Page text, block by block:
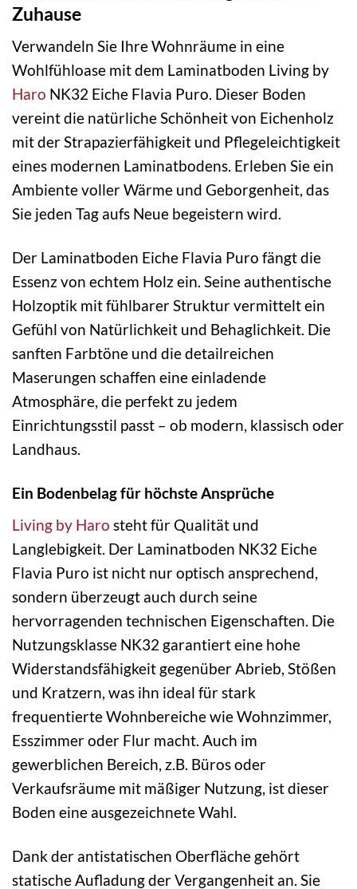
Zuhause
Verwandeln Sie Ihre Wohnräume in eine
Wohlfühloase mit dem Laminatboden Living by
Haro NK32 Eiche Flavia Puro. Dieser Boden
vereint die natürliche Schönheit von Eichenholz
mit der Strapazierfähigkeit und Pflegeleichtigkeit
eines modernen Laminatbodens. Erleben Sie ein
Ambiente voller Wärme und Geborgenheit, das
Sie jeden Tag aufs Neue begeistern wird.
Der Laminatboden Eiche Flavia Puro fängt die
Essenz von echtem Holz ein. Seine authentische
Holzoptik mit fühlbarer Struktur vermittelt ein
Gefühl von Natürlichkeit und Behaglichkeit. Die
sanften Farbtöne und die detailreichen
Maserungen schaffen eine einladende
Atmosphäre, die perfekt zu jedem
Einrichtungsstil passt – ob modern, klassisch oder
Landhaus.
Ein Bodenbelag für höchste Ansprüche
Living by Haro steht für Qualität und
Langlebigkeit. Der Laminatboden NK32 Eiche
Flavia Puro ist nicht nur optisch ansprechend,
sondern überzeugt auch durch seine
hervorragenden technischen Eigenschaften. Die
Nutzungsklasse NK32 garantiert eine hohe
Widerstandsfähigkeit gegenüber Abrieb, Stößen
und Kratzern, was ihn ideal für stark
frequentierte Wohnbereiche wie Wohnzimmer,
Esszimmer oder Flur macht. Auch im
gewerblichen Bereich, z.B. Büros oder
Verkaufsräume mit mäßiger Nutzung, ist dieser
Boden eine ausgezeichnete Wahl.
Dank der antistatischen Oberfläche gehört
statische Aufladung der Vergangenheit an. Sie